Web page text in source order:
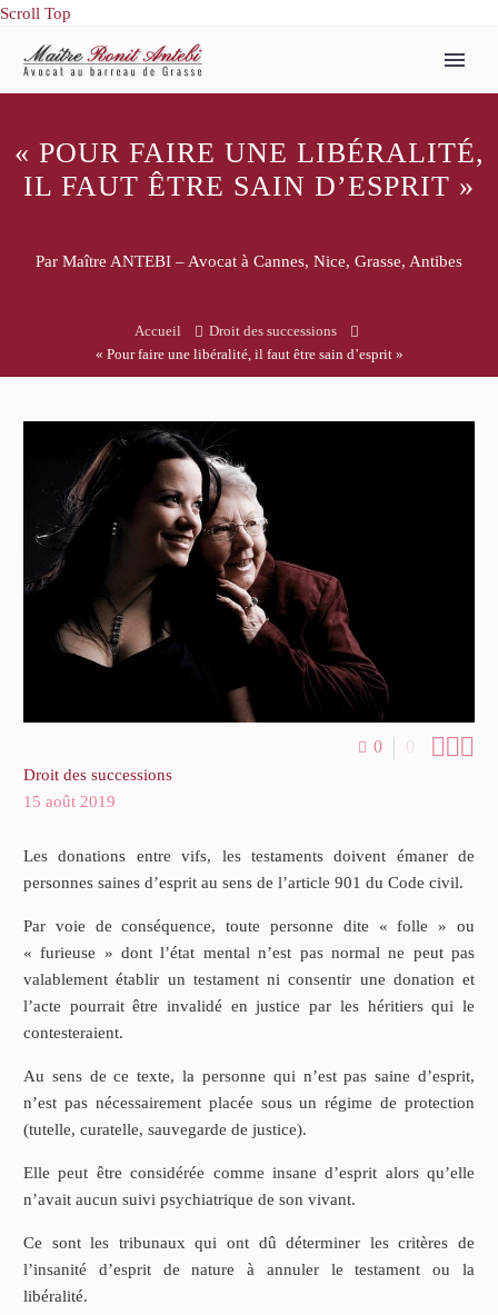
Scroll Top
« POUR FAIRE UNE LIBÉRALITÉ,
IL FAUT ÊTRE SAIN D’ESPRIT »
Par Maître ANTEBI – Avocat à Cannes, Nice, Grasse, Antibes
Accueil
Droit des successions
« Pour faire une libéralité, il faut être sain d’esprit »
0 0 
Droit des successions
15 août 2019
Les donations entre vifs, les testaments doivent émaner de
personnes saines d’esprit au sens de l’article 901 du Code civil.
Par voie de conséquence, toute personne dite « folle » ou
« furieuse » dont l’état mental n’est pas normal ne peut pas
valablement établir un testament ni consentir une donation et
l’acte pourrait être invalidé en justice par les héritiers qui le
contesteraient.
Au sens de ce texte, la personne qui n’est pas saine d’esprit,
n’est pas nécessairement placée sous un régime de protection
(tutelle, curatelle, sauvegarde de justice).
Elle peut être considérée comme insane d’esprit alors qu’elle
n’avait aucun suivi psychiatrique de son vivant.
Ce sont les tribunaux qui ont dû déterminer les critères de
l’insanité d’esprit de nature à annuler le testament ou la
libéralité.